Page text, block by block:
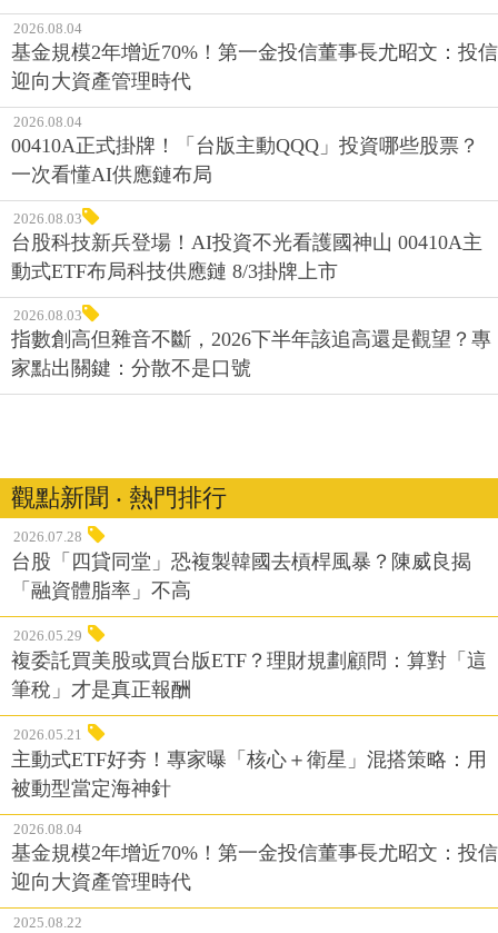
2026.08.04
基金規模2年增近70%！第一金投信董事長尤昭文：投信
迎向大資產管理時代
2026.08.04
00410A正式掛牌！「台版主動QQQ」投資哪些股票？
一次看懂AI供應鏈布局
2026.08.03
台股科技新兵登場！AI投資不光看護國神山 00410A主
動式ETF布局科技供應鏈 8/3掛牌上市
2026.08.03
指數創高但雜音不斷，2026下半年該追高還是觀望？專
家點出關鍵：分散不是口號
觀點新聞 ‧ 熱門排行
2026.07.28
台股「四貸同堂」恐複製韓國去槓桿風暴？陳威良揭
「融資體脂率」不高
2026.05.29
複委託買美股或買台版ETF？理財規劃顧問：算對「這
筆稅」才是真正報酬
2026.05.21
主動式ETF好夯！專家曝「核心＋衛星」混搭策略：用
被動型當定海神針
2026.08.04
基金規模2年增近70%！第一金投信董事長尤昭文：投信
迎向大資產管理時代
2025.08.22